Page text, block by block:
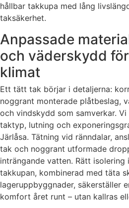
hållbar takkupa med lång
taksäkerhet.
Anpassade
och väderskydd
klimat
Ett tätt tak börjar i detaljerna:
noggrant monterade plåtbeslag,
och vindskydd som samverkar.
taktyp, lutning och
Järlåsa. Tätning vid ränndalar,
tak och noggrant utformade
inträngande vatten. Rätt
takkupan, kombinerad med täta
lageruppbyggnader, säkerställer
komfort året runt – utan kallras